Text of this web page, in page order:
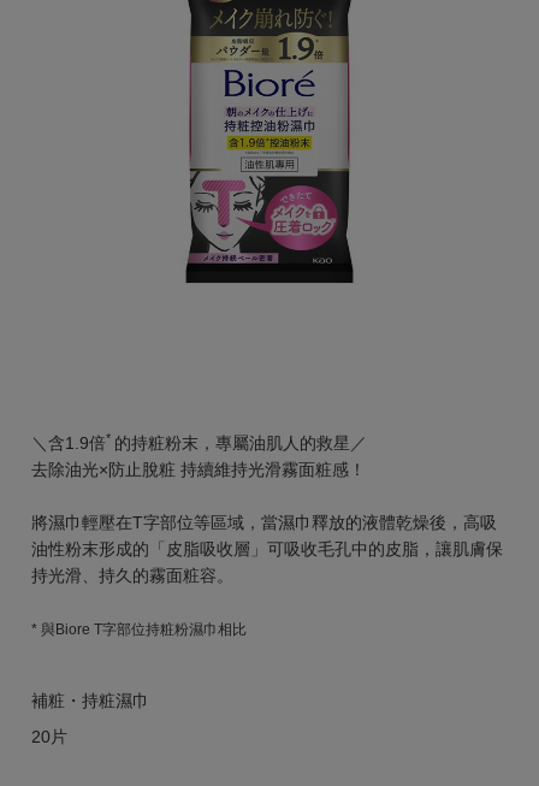
＼含1.9倍* 的持粧粉末，專屬油肌人的救星／
去除油光×防止脫粧 持續維持光滑霧面粧感！
將濕巾輕壓在T字部位等區域，當濕巾釋放的液體乾燥後，高吸
油性粉末形成的「皮脂吸收層」可吸收毛孔中的皮脂，讓肌膚保
持光滑、持久的霧面粧容。
* 與Biore T字部位持粧粉濕巾相比
補粧・持粧濕巾
20片